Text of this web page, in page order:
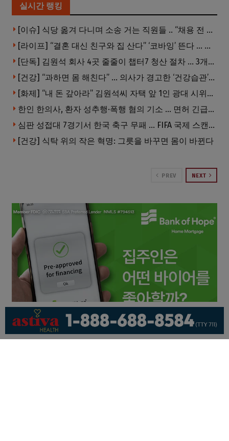
실시간 랭킹
[이슈] 식당 옮겨 다니며 소송 거는 직원들 .. “채용 전 반드시 확인해야”
[라이프] “결혼 대신 친구와 집 산다” ‘코바잉’ 뜬다 … 내 집 마련 공식 바뀌었다
[단독] 김원석 회사 4곳 줄줄이 챕터7 청산 절차 … 3개 법인 같은 날 동시 파산 신청
[건강] “과하면 몸 해친다” … 의사가 경고한 ‘건강습관’ 5가지
[화제] “내 돈 갚아라” 김원석씨 자택 앞 1인 광대 시위 … 한인 투자사, “108만 달러 못받아”
한인 한의사, 환자 성추행·폭행 혐의 기소 … 면허 긴급정지
심판 성접대 7경기서 한국 축구 무패 … FIFA 국제 스캔들 번지나
[건강] 식탁 위의 작은 혁명: 그릇을 바꾸면 몸이 바뀐다
PREV NEXT